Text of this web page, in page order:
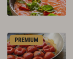
PREMIUM